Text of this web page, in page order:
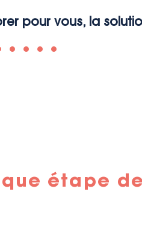
pour vous, la
étape